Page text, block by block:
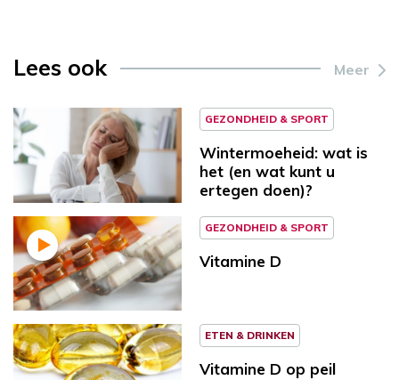
Lees ook Meer
GEZONDHEID & SPORT
Wintermoeheid: wat is
het (en wat kunt u
ertegen doen)?
GEZONDHEID & SPORT
Vitamine D
ETEN & DRINKEN
Vitamine D op peil